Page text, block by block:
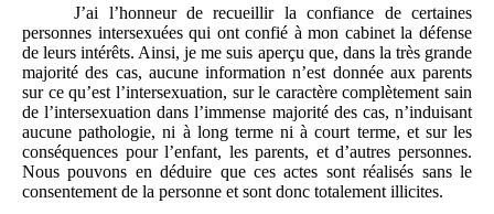
J’ai l’honneur de recueillir la confiance de certaines
personnes intersexuées qui ont confié à mon cabinet la défense
de leurs intérêts. Ainsi, je me suis aperçu que, dans la très grande
majorité des cas, aucune information n’est donnée aux parents
sur ce qu’est l’intersexuation, sur le caractère complètement sain
de l’intersexuation dans l’immense majorité des cas, n’induisant
aucune pathologie, ni à long terme ni à court terme, et sur les
conséquences pour l’enfant, les parents, et d’autres personnes.
Nous pouvons en déduire que ces actes sont réalisés sans le
consentement de la personne et sont donc totalement illicites.